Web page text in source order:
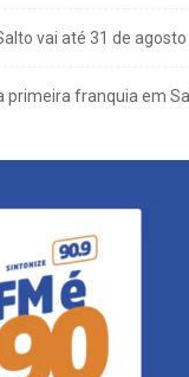
vai até 31 de agosto
primeira franquia em